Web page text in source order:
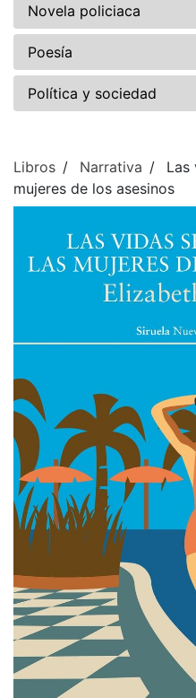
Novela policiaca
Poesía
Política y sociedad
Libros Narrativa
Las
mujeres de los asesinos